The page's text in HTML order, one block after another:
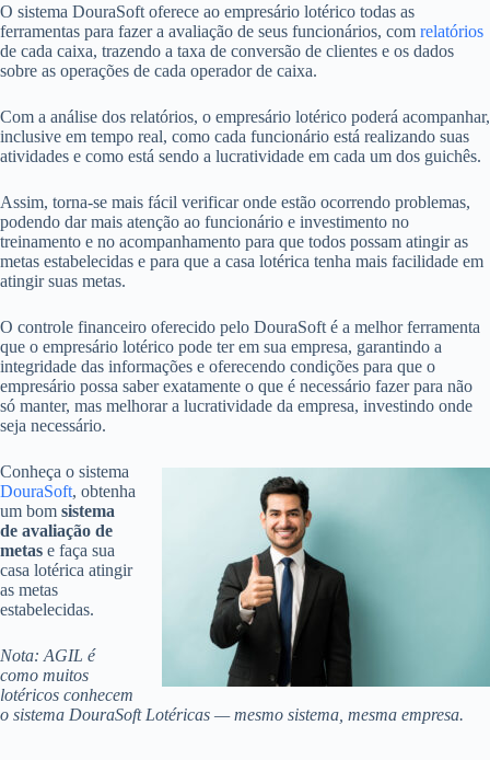
O sistema DouraSoft oferece ao empresário lotérico todas as
ferramentas para fazer a avaliação de seus funcionários, com relatórios
de cada caixa, trazendo a taxa de conversão de clientes e os dados
sobre as operações de cada operador de caixa.
Com a análise dos relatórios, o empresário lotérico poderá acompanhar,
inclusive em tempo real, como cada funcionário está realizando suas
atividades e como está sendo a lucratividade em cada um dos guichês.
Assim, torna-se mais fácil verificar onde estão ocorrendo problemas,
podendo dar mais atenção ao funcionário e investimento no
treinamento e no acompanhamento para que todos possam atingir as
metas estabelecidas e para que a casa lotérica tenha mais facilidade em
atingir suas metas.
O controle financeiro oferecido pelo DouraSoft é a melhor ferramenta
que o empresário lotérico pode ter em sua empresa, garantindo a
integridade das informações e oferecendo condições para que o
empresário possa saber exatamente o que é necessário fazer para não
só manter, mas melhorar a lucratividade da empresa, investindo onde
seja necessário.
Conheça o sistema
DouraSoft, obtenha
um bom sistema
de avaliação de
metas e faça sua
casa lotérica atingir
as metas
estabelecidas.
Nota: AGIL é
como muitos
lotéricos conhecem
o sistema DouraSoft Lotéricas — mesmo sistema, mesma empresa.